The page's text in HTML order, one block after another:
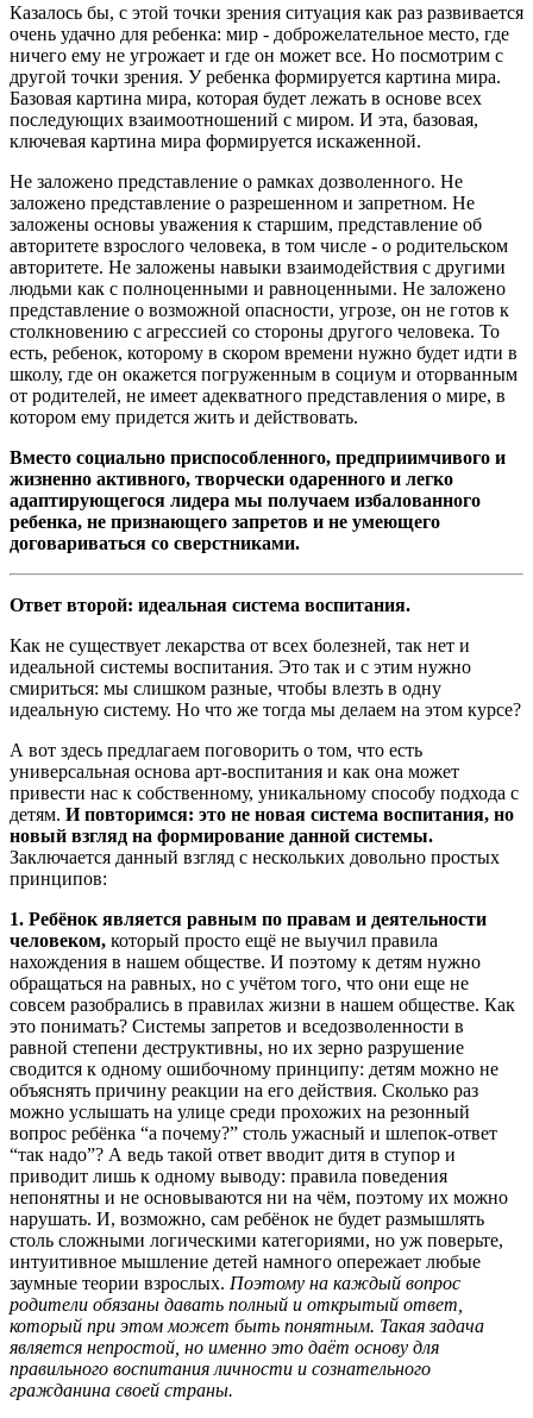
Казалось бы, с этой точки зрения ситуация как раз развивается
очень удачно для ребенка: мир - доброжелательное место, где
ничего ему не угрожает и где он может все. Но посмотрим с
другой точки зрения. У ребенка формируется картина мира.
Базовая картина мира, которая будет лежать в основе всех
последующих взаимоотношений с миром. И эта, базовая,
ключевая картина мира формируется искаженной.
Не заложено представление о рамках дозволенного. Не
заложено представление о разрешенном и запретном. Не
заложены основы уважения к старшим, представление об
авторитете взрослого человека, в том числе - о родительском
авторитете. Не заложены навыки взаимодействия с другими
людьми как с полноценными и равноценными. Не заложено
представление о возможной опасности, угрозе, он не готов к
столкновению с агрессией со стороны другого человека. То
есть, ребенок, которому в скором времени нужно будет идти в
школу, где он окажется погруженным в социум и оторванным
от родителей, не имеет адекватного представления о мире, в
котором ему придется жить и действовать.
Вместо социально приспособленного, предприимчивого и
жизненно активного, творчески одаренного и легко
адаптирующегося лидера мы получаем избалованного
ребенка, не признающего запретов и не умеющего
договариваться со сверстниками.
Ответ второй: идеальная система воспитания.
Как не существует лекарства от всех болезней, так нет и
идеальной системы воспитания. Это так и с этим нужно
смириться: мы слишком разные, чтобы влезть в одну
идеальную систему. Но что же тогда мы делаем на этом курсе?
А вот здесь предлагаем поговорить о том, что есть
универсальная основа арт-воспитания и как она может
привести нас к собственному, уникальному способу подхода с
детям. И повторимся: это не новая система воспитания, но
новый взгляд на формирование данной системы.
Заключается данный взгляд с нескольких довольно простых
принципов:
1. Ребёнок является равным по правам и деятельности
человеком, который просто ещё не выучил правила
нахождения в нашем обществе. И поэтому к детям нужно
обращаться на равных, но с учётом того, что они еще не
совсем разобрались в правилах жизни в нашем обществе. Как
это понимать? Системы запретов и вседозволенности в
равной степени деструктивны, но их зерно разрушение
сводится к одному ошибочному принципу: детям можно не
объяснять причину реакции на его действия. Сколько раз
можно услышать на улице среди прохожих на резонный
вопрос ребёнка “а почему?” столь ужасный и шлепок-ответ
“так надо”? А ведь такой ответ вводит дитя в ступор и
приводит лишь к одному выводу: правила поведения
непонятны и не основываются ни на чём, поэтому их можно
нарушать. И, возможно, сам ребёнок не будет размышлять
столь сложными логическими категориями, но уж поверьте,
интуитивное мышление детей намного опережает любые
заумные теории взрослых. Поэтому на каждый вопрос
родители обязаны давать полный и открытый ответ,
который при этом может быть понятным. Такая задача
является непростой, но именно это даёт основу для
правильного воспитания личности и сознательного
гражданина своей страны.